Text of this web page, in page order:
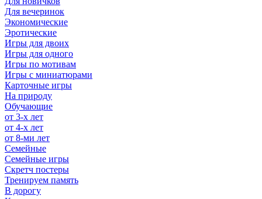
Для вечеринок
Экономические
Эротические
Игры для двоих
Игры для одного
Игры по мотивам
Игры с миниатюрами
Карточные игры
На природу
Обучающие
от 3-х лет
от 4-х лет
от 8-ми лет
Семейные
Семейные игры
Скретч постеры
Тренируем память
В дорогу